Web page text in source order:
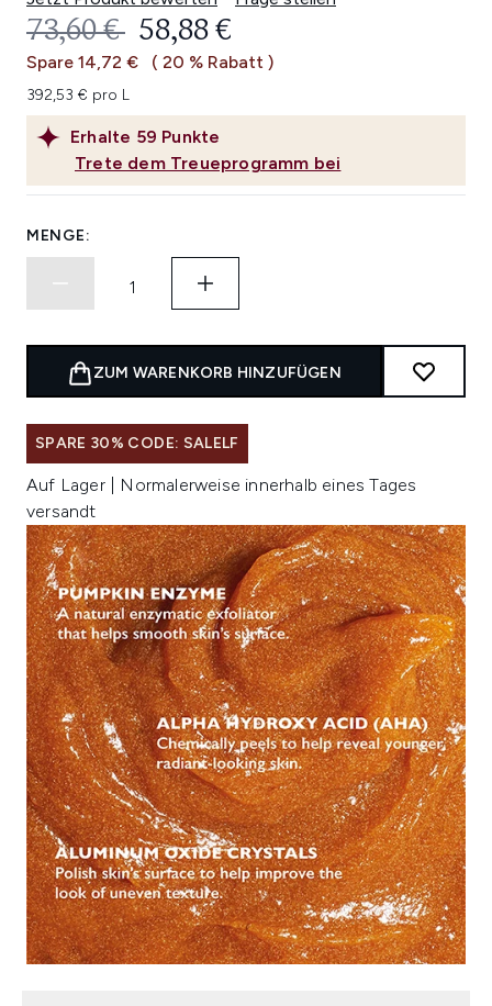
auf
derselben
Seite.
Erhalte 59 Punkte
Trete dem Treueprogramm bei
UNVERBINDLICHE
73,60 € AKTUELLER PREIS:
58,88 €
Spare 14,72 € ( 20 % Rabatt )
392,53 € pro L
MENGE:
ZUM WARENKORB HINZUFÜGEN
SPARE 30% CODE: SALELF
Auf Lager | Normalerweise innerhalb eines Tages
versandt